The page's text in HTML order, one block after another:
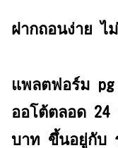
ฝากถอนง่าย ไ
แพลตฟอร์ม
ออโต้ตลอด 24
บาท ขึ้นอยู่กับ